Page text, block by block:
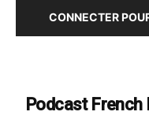
CONNECTER
Podcast French